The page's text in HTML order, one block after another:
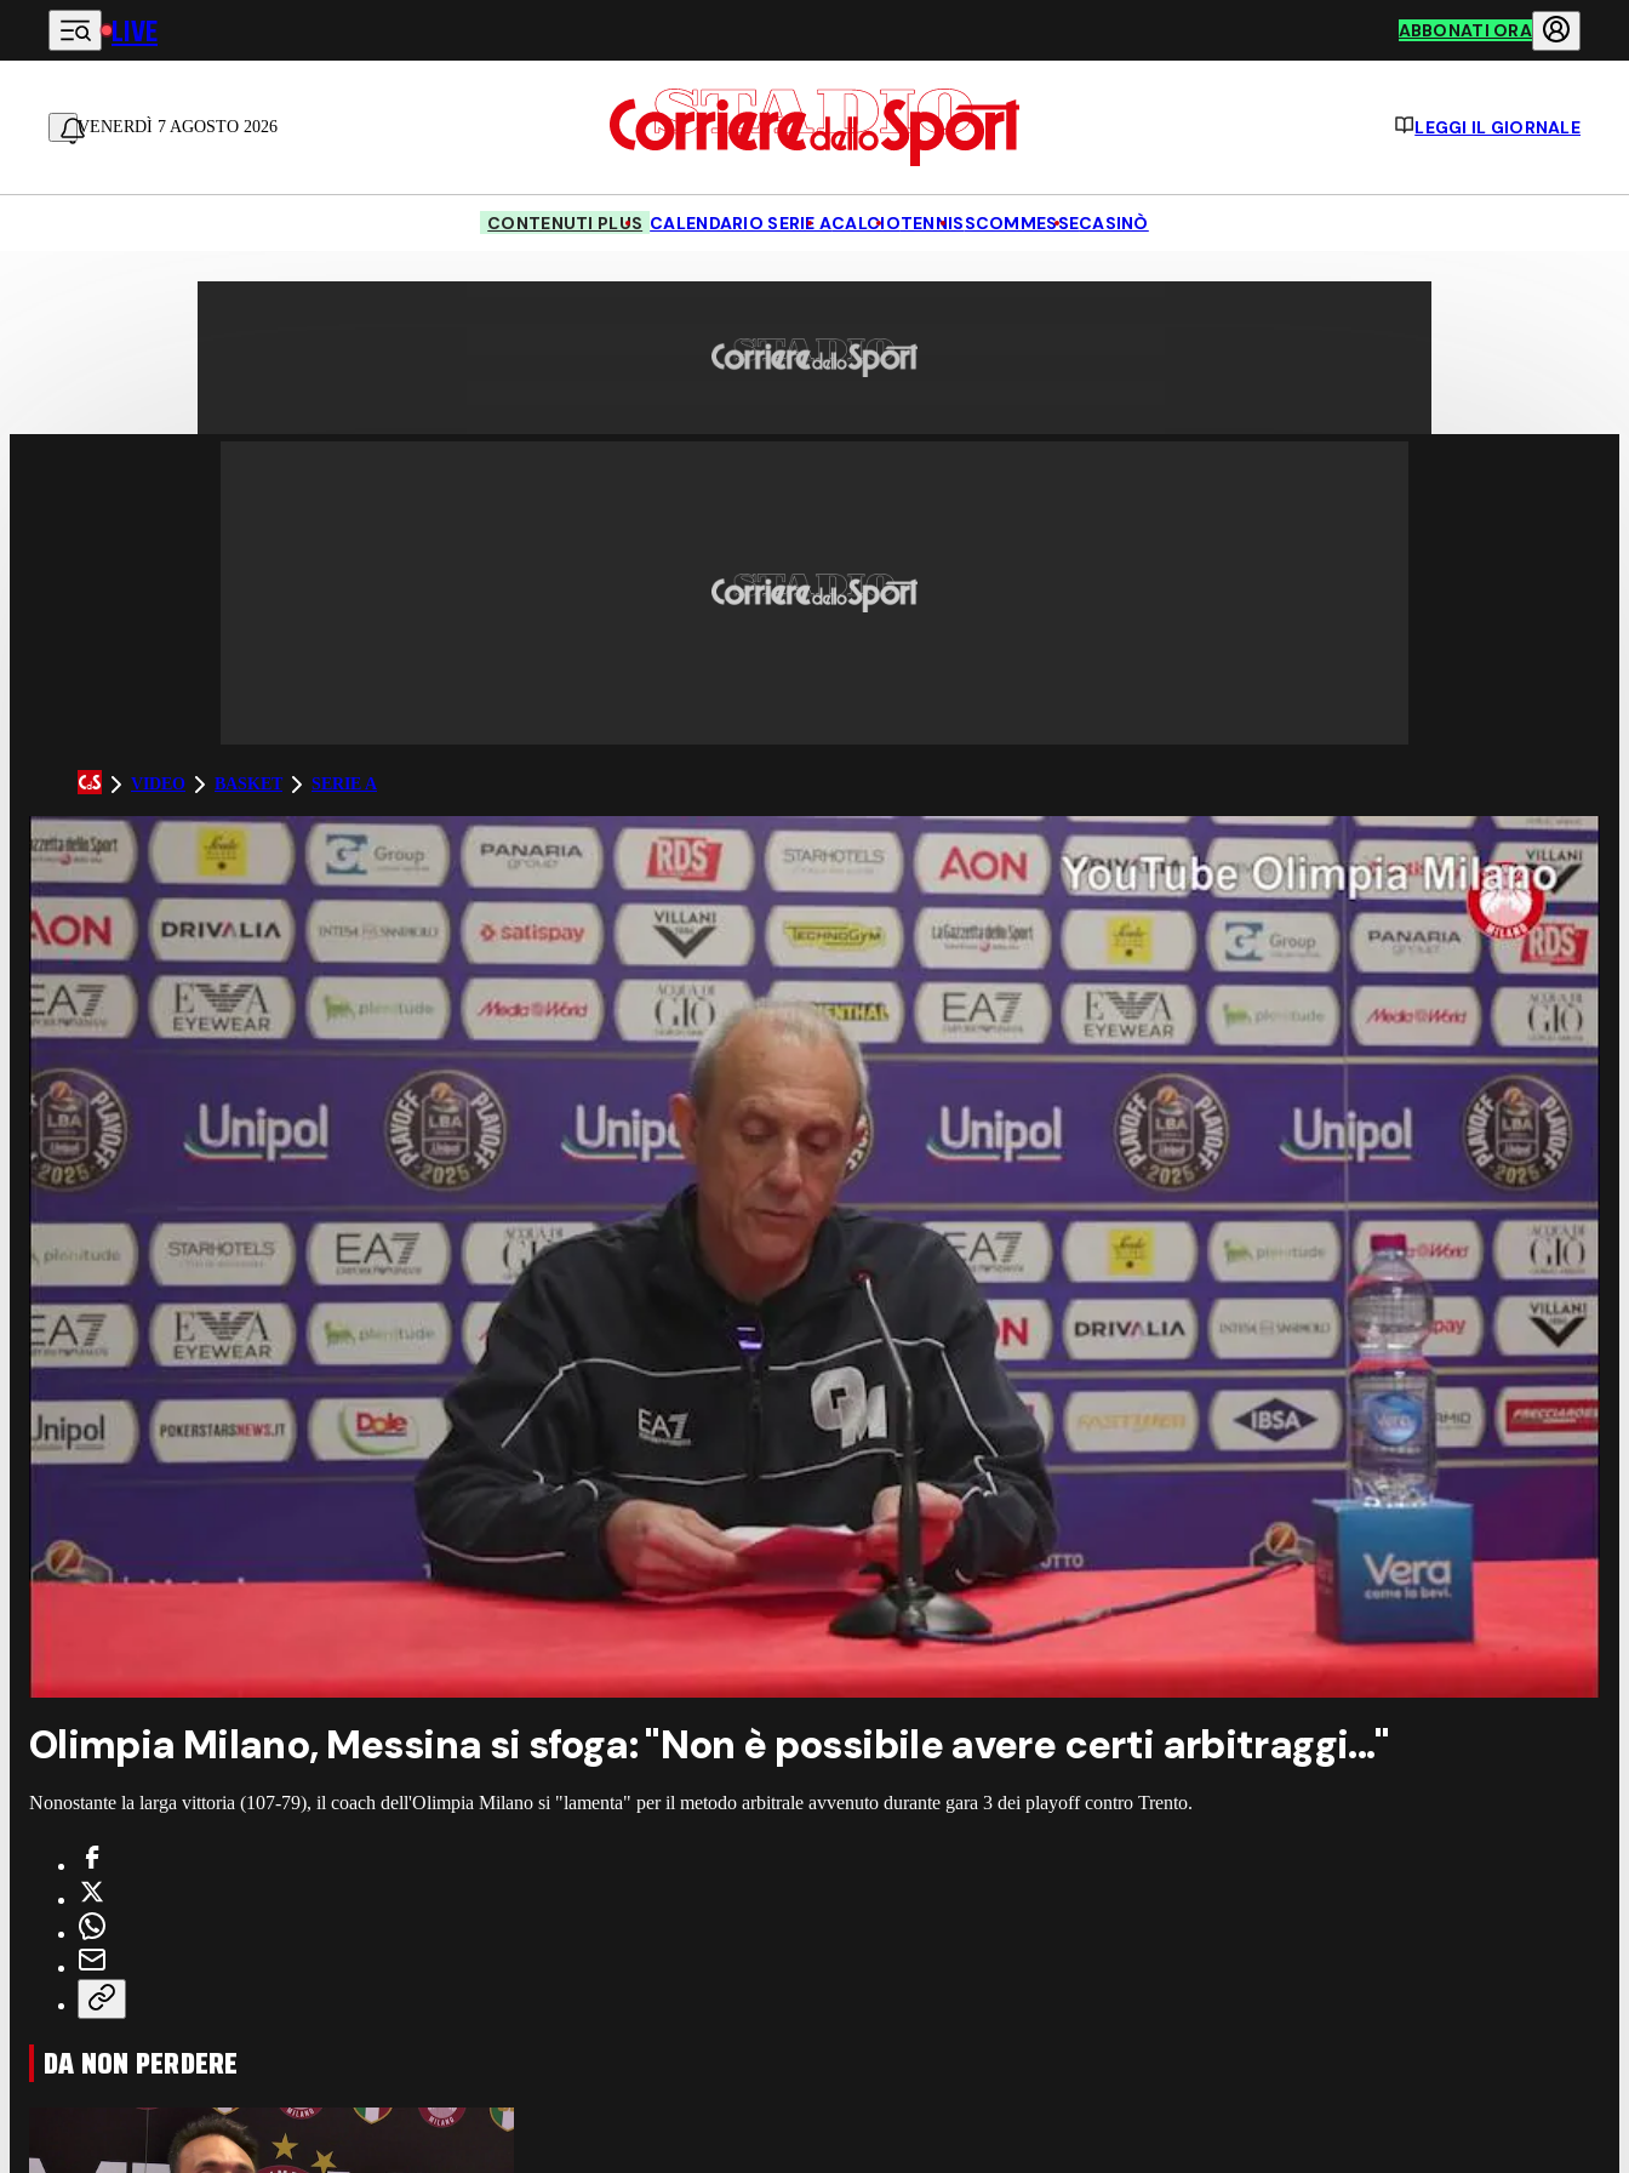
Vai al contenuto principale
LIVE ABBONATI ORA
VENERDÌ 7 AGOSTO 2026 LEGGI IL GIORNALE
CONTENUTI PLUS CALENDARIO SERIE ACALCIOTENNISSCOMMESSECASINÒ
VIDEO BASKET SERIE A
Olimpia Milano, Messina si sfoga: "Non è possibile avere certi arbitraggi..."
Nonostante la larga vittoria (107-79), il coach dell'Olimpia Milano si "lamenta" per il metodo arbitrale avvenuto durante gara 3 dei playoff contro Trento.
DA NON PERDERE